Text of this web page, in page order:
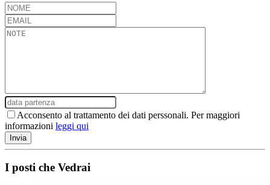
Acconsento al trattamento dei dati perssonali. Per maggiori
informazioni leggi qui
I posti che Vedrai